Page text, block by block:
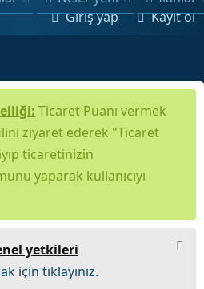
Giriş yap Kayıt ol
Ticaret Puanı vermek
ziyaret ederek "Ticaret
ticaretinizin
yaparak kullanıcıyı
yetkileri
için tıklayınız.